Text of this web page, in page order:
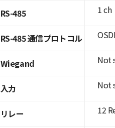
RS-485
RS-485 通信プロトコル
Wiegand
入力
リレー
1 ch
Not
Not
12